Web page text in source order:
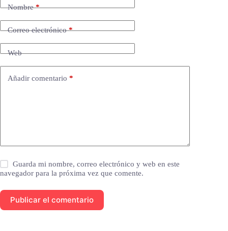
Nombre*
Correo electrónico*
Web
Añadir comentario *
Guarda mi nombre, correo electrónico y web en este
navegador para la próxima vez que comente.
Publicar el comentario